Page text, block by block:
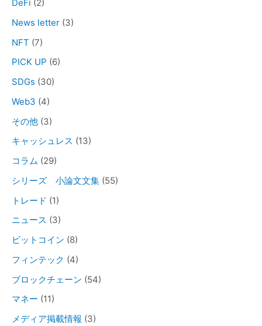
DeFi (2)
News letter (3)
NFT (7)
PICK UP (6)
SDGs (30)
Web3 (4)
その他 (3)
キャッシュレス (13)
コラム (29)
シリーズ 小論文文集 (55)
トレード (1)
ニュース (3)
ビットコイン (8)
フィンテック (4)
ブロックチェーン (54)
マネー (11)
メディア掲載情報 (3)